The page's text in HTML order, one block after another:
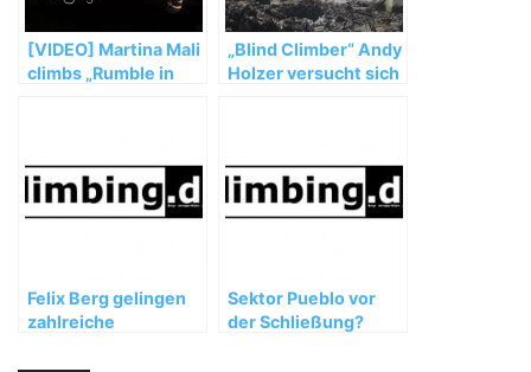
[VIDEO] Martina Mali
climbs „Rumble in
„Blind Climber“ Andy
Holzer versucht sich
Felix Berg gelingen
zahlreiche
Sektor Pueblo vor
der Schließung?